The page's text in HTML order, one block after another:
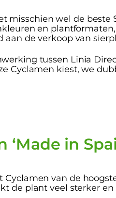
misschien wel de beste
en plantformaten,
aan de verkoop van
tussen Linia
Cyclamen kiest, we
‘Made in
Cyclamen van de
de plant veel sterker